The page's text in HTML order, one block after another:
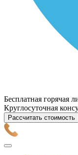
Бесплатная горячая
Круглосуточная
Рассчитать стоимость